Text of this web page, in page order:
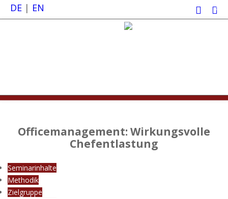
DE | EN 0
Officemanagement: Wirkungsvolle
Chefentlastung
Seminarinhalte
Methodik
Zielgruppe